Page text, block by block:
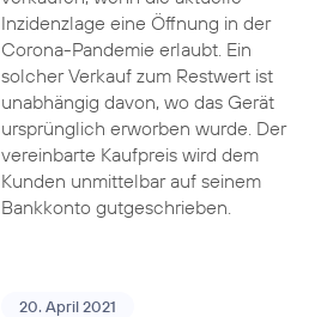
Inzidenzlage eine Öffnung in der
Corona-Pandemie erlaubt. Ein
solcher Verkauf zum Restwert ist
unabhängig davon, wo das Gerät
ursprünglich erworben wurde. Der
vereinbarte Kaufpreis wird dem
Kunden unmittelbar auf seinem
Bankkonto gutgeschrieben.
20. April 2021